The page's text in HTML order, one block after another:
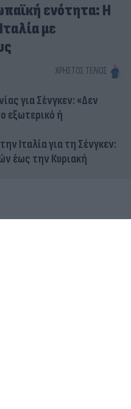
ενότητα: Η
με
ΧΡΉΣΤΟΣ ΤΈΛΙΟΣ
για Σένγκεν: «Δεν
εξωτερικό ή
Ιταλία για τη Σένγκεν:
έως την Κυριακή